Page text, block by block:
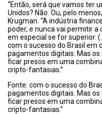
“Então, será que vamos ter
Unidos? Não. Ou, pelo
Krugman. “A indústria
poder, e nunca vai permitir
em especial se for superior.
com o sucesso do Brasil em
pagamentos digitais. Mas
ficar presos em uma
cripto-fantasias.”
Fonte: com o sucesso do
pagamentos digitais. Mas
ficar presos em uma
cripto-fantasias.”